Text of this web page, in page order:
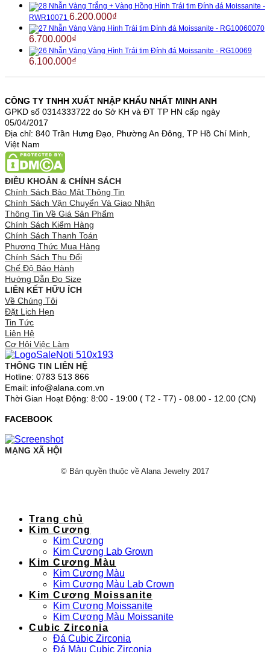
Nhẫn Vàng Trắng + Vàng Hồng Hình Trái tim Đính đá Moissanite -
RWR10071 6.200.000₫
Nhẫn Vàng Vàng Hình Trái tim Đính đá Moissanite - RG10060070
6.700.000₫
Nhẫn Vàng Vàng Hình Trái tim Đính đá Moissanite - RG10069
6.100.000₫
CÔNG TY TNHH XUẤT NHẬP KHẨU NHẤT MINH ANH
GPKD số 0314333722 do Sở KH và ĐT TP HN cấp ngày
05/04/2017
Địa chỉ: 840 Trần Hưng Đạo, Phường An Đông, TP Hồ Chí Minh,
Việt Nam
ĐIỀU KHOẢN & CHÍNH SÁCH
Chính Sách Bảo Mật Thông Tin
Chính Sách Vận Chuyển Và Giao Nhận
Thông Tin Về Giá Sản Phẩm
Chính Sách Kiểm Hàng
Chính Sách Thanh Toán
Phương Thức Mua Hàng
Chính Sách Thu Đổi
Chế Độ Bảo Hành
Hướng Dẫn Đo Size
LIÊN KẾT HỮU ÍCH
Về Chúng Tôi
Đặt Lịch Hẹn
Tin Tức
Liên Hệ
Cơ Hội Việc Làm
THÔNG TIN LIÊN HỆ
Hotline: 0783 513 866
Email: info@alana.com.vn
Thời Gian Hoạt Động: 8:00 - 19:00 ( T2 - T7) - 08.00 - 12.00 (CN)
FACEBOOK
MẠNG XÃ HỘI
© Bản quyền thuộc về Alana Jewelry 2017
Trang chủ
Kim Cương
Kim Cương
Kim Cương Lab Grown
Kim Cương Màu
Kim Cương Màu
Kim Cương Màu Lab Crown
Kim Cương Moissanite
Kim Cương Moissanite
Kim Cương Màu Moissanite
Cubic Zirconia
Đá Cubic Zirconia
Đá Màu Cubic Zirconia